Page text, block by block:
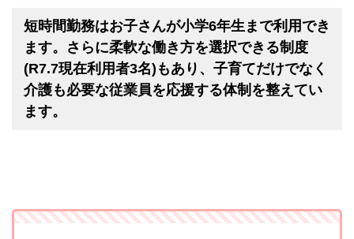
短時間勤務はお子さんが小学6年生まで利用でき
ます。さらに柔軟な働き方を選択できる制度
(R7.7現在利用者3名)もあり、子育てだけでなく
介護も必要な従業員を応援する体制を整えてい
ます。